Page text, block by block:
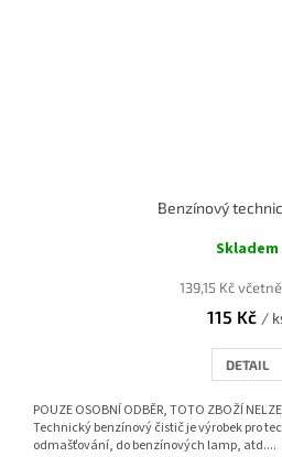
Benzínový
Skladem
139,15 Kč
115 Kč /
DETAIL
POUZE OSOBNÍ ODBĚR, TOTO ZBOŽÍ
Technický benzínový čistič je výrobek pro
odmašťování, do benzínových lamp, atd....